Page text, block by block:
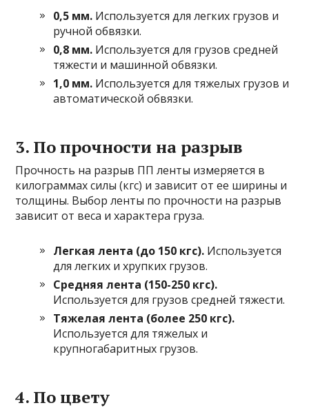
0,5 мм. Используется для легких грузов и
ручной обвязки.
0,8 мм. Используется для грузов средней
тяжести и машинной обвязки.
1,0 мм. Используется для тяжелых грузов и
автоматической обвязки.
3. По прочности на разрыв
Прочность на разрыв ПП ленты измеряется в
килограммах силы (кгс) и зависит от ее ширины и
толщины. Выбор ленты по прочности на разрыв
зависит от веса и характера груза.
Легкая лента (до 150 кгс). Используется
для легких и хрупких грузов.
Средняя лента (150-250 кгс).
Используется для грузов средней тяжести.
Тяжелая лента (более 250 кгс).
Используется для тяжелых и
крупногабаритных грузов.
4. По цвету